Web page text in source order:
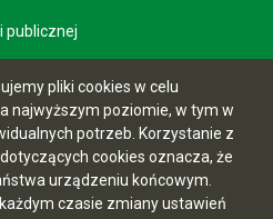
pliki cookies w celu
najwyższym poziomie, w tym w
potrzeb. Korzystanie z
cookies oznacza, że
urządzeniu końcowym.
czasie zmiany ustawień
publicznej
28.07.2026 18:15